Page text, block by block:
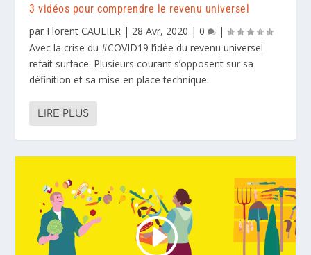
3 vidéos pour comprendre le revenu universel
par Florent CAULIER | 28 Avr, 2020 |0
|
Avec la crise du #COVID19 l’idée du revenu universel
refait surface. Plusieurs courant s’opposent sur sa
définition et sa mise en place technique.
LIRE PLUS